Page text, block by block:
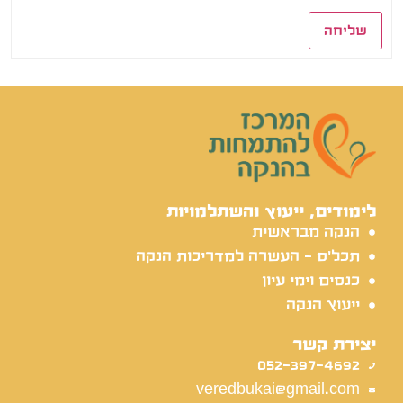
שליחה
לימודים, ייעוץ והשתלמויות
הנקה מבראשית
תכל'ס - העשרה למדריכות הנקה
כנסים וימי עיון
ייעוץ הנקה
יצירת קשר
052-397-4692
veredbukai@gmail.com